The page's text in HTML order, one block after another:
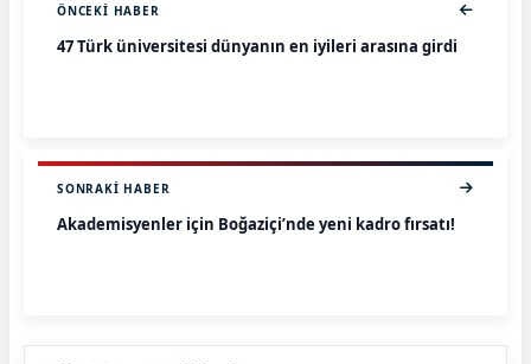
ÖNCEKI HABER
47 Türk üniversitesi dünyanın en iyileri arasına girdi
SONRAKI HABER
Akademisyenler için Boğaziçi’nde yeni kadro fırsatı!